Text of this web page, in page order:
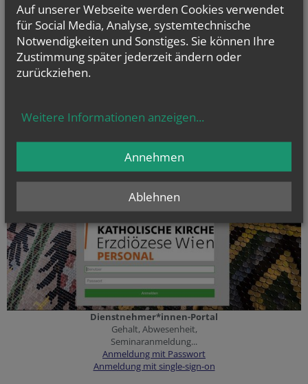
Dienstnehmer*innen-Portal
Gehalt, Abwesenheit,
Seminaranmeldung...
Anmeldung mit Passwort
Anmeldung mit single-sign-on
Auf unserer Webseite werden Cookies verwendet
für Social Media, Analyse, systemtechnische
Notwendigkeiten und Sonstiges. Sie können Ihre
Zustimmung später jederzeit ändern oder
zurückziehen.
Weitere Informationen anzeigen...
Ablehnen
Annehmen